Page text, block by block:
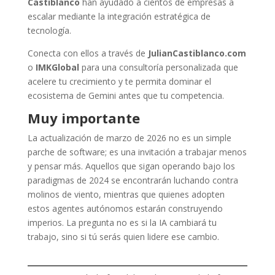
escalar mediante la integración estratégica de
tecnología.
Conecta con ellos a través de JulianCastiblanco.com
o IMKGlobal para una consultoría personalizada que
acelere tu crecimiento y te permita dominar el
ecosistema de Gemini antes que tu competencia.
Muy importante
La actualización de marzo de 2026 no es un simple
parche de software; es una invitación a trabajar menos
y pensar más. Aquellos que sigan operando bajo los
paradigmas de 2024 se encontrarán luchando contra
molinos de viento, mientras que quienes adopten
estos agentes autónomos estarán construyendo
imperios. La pregunta no es si la IA cambiará tu
trabajo, sino si tú serás quien lidere ese cambio.